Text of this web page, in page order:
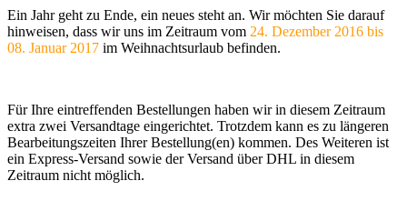
Ein Jahr geht zu Ende, ein neues steht an. Wir möchten Sie darauf
hinweisen, dass wir uns im Zeitraum vom 24. Dezember 2016 bis
08. Januar 2017 im Weihnachtsurlaub befinden.
Für Ihre eintreffenden Bestellungen haben wir in diesem Zeitraum
extra zwei Versandtage eingerichtet. Trotzdem kann es zu längeren
Bearbeitungszeiten Ihrer Bestellung(en) kommen. Des Weiteren ist
ein Express-Versand sowie der Versand über DHL in diesem
Zeitraum nicht möglich.